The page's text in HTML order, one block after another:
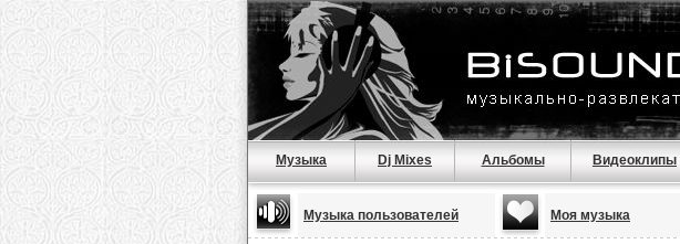
Музыка Dj Mixes Альбомы Видеоклипы
Музыка пользователей Моя музыка